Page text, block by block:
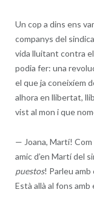
Un cop a dins ens
companys del
vida lluitant contra
podia fer: una
el que ja coneixíem
alhora en llibertat,
vist al mon i que
— Joana, Martí!
amic d’en Martí del
puestos! Parleu amb
Està allà al fons